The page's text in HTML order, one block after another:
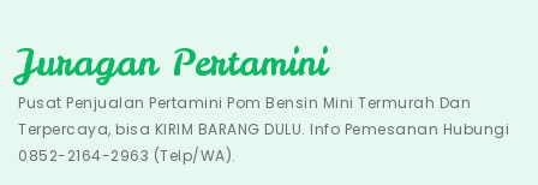
to
content
Juragan Pertamini
Pusat Penjualan Pertamini Pom Bensin Mini Termurah Dan
Terpercaya, bisa KIRIM BARANG DULU. Info Pemesanan Hubungi
0852-2164-2963 (Telp/WA).